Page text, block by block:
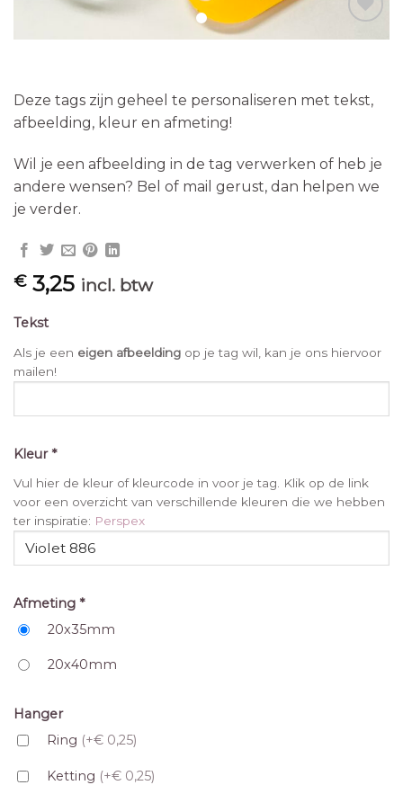
wenslijst
Deze tags zijn geheel te personaliseren met tekst,
afbeelding, kleur en afmeting!
Wil je een afbeelding in de tag verwerken of heb je
andere wensen? Bel of mail gerust, dan helpen we
je verder.
€ 3,25 incl. btw
Tekst
Als je een eigen afbeelding op je tag wil, kan je ons hiervoor
mailen!
Kleur *
Vul hier de kleur of kleurcode in voor je tag. Klik op de link
voor een overzicht van verschillende kleuren die we hebben
ter inspiratie: Perspex
Afmeting *
20x35mm
20x40mm
Hanger
Ring (+€ 0,25)
Ketting (+€ 0,25)